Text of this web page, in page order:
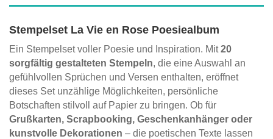
Stempelset La Vie en Rose Poesiealbum
Ein Stempelset voller Poesie und Inspiration. Mit20
sorgfältig gestalteten Stempeln, die eine Auswahl an
gefühlvollen Sprüchen und Versen enthalten, eröffnet
dieses Set unzählige Möglichkeiten, persönliche
Botschaften stilvoll auf Papier zu bringen. Ob für
Grußkarten, Scrapbooking, Geschenkanhänger oder
kunstvolle Dekorationen – die poetischen Texte lassen